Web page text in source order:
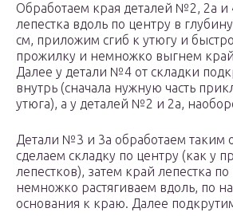
Обработаем края деталей №2, 2а
лепестка вдоль по центру в
см, приложим сгиб к утюгу и
прожилку и немножко выгнем край
Далее у детали №4 от складки
внутрь (сначала нужную часть
утюга), а у деталей №2 и 2а,
Детали №3 и 3а обработаем таким
сделаем складку по центру (как у
лепестков), затем край лепестка
немножко растягиваем вдоль, по
основания к краю. Далее